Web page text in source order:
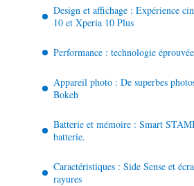
Design et affichage : Expérience
10 et Xperia 10 Plus
Performance : technologie
Appareil photo : De superbes
Bokeh
Batterie et mémoire : Smart
batterie.
Caractéristiques : Side Sense et
rayures